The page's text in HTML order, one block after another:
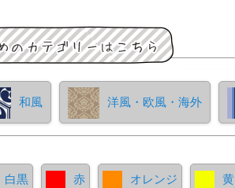
和風 洋風・欧風・海外
白黒 赤 オレンジ 黄